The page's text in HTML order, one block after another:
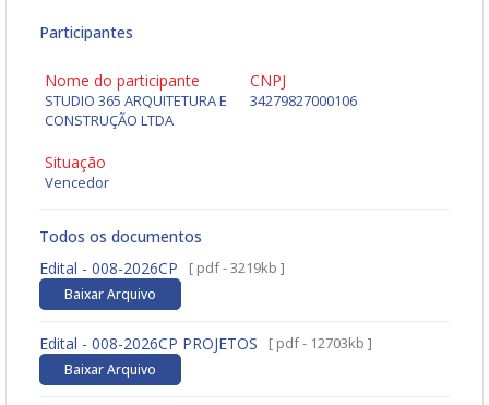
Participantes
Nome do participante
STUDIO 365 ARQUITETURA E
CONSTRUÇÃO LTDA
CNPJ
34279827000106
Situação
Vencedor
Todos os documentos
Edital - 008-2026CP
[ pdf - 3219kb ]
Baixar Arquivo
Edital - 008-2026CP PROJETOS [ pdf - 12703kb ]
Baixar Arquivo